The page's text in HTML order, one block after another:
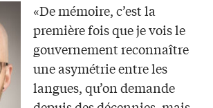
«De mémoire, c’est la
première fois que je vois le
gouvernement reconnaître
une asymétrie entre les
langues, qu’on demande